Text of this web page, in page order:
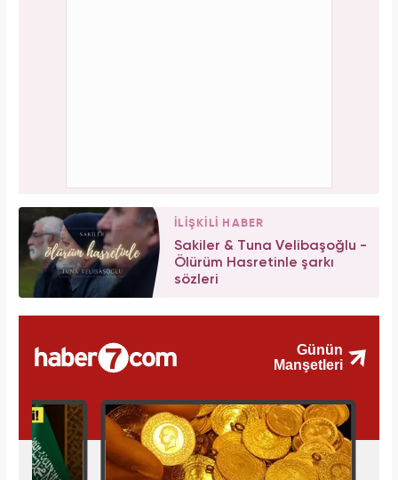
İLİŞKİLİ HABER
Sakiler & Tuna Velibaşoğlu -
Ölürüm Hasretinle şarkı
sözleri